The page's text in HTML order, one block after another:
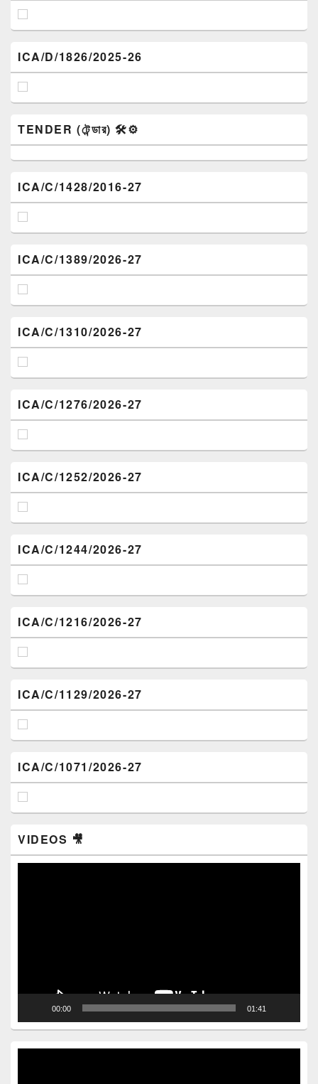
ICA/D/1826/2025-26
TENDER (টেন্ডার) 🛠️⚙️
ICA/C/1428/2016-27
ICA/C/1389/2026-27
ICA/C/1310/2026-27
ICA/C/1276/2026-27
ICA/C/1252/2026-27
ICA/C/1244/2026-27
ICA/C/1216/2026-27
ICA/C/1129/2026-27
ICA/C/1071/2026-27
VIDEOS 🎥
00:00 01:41